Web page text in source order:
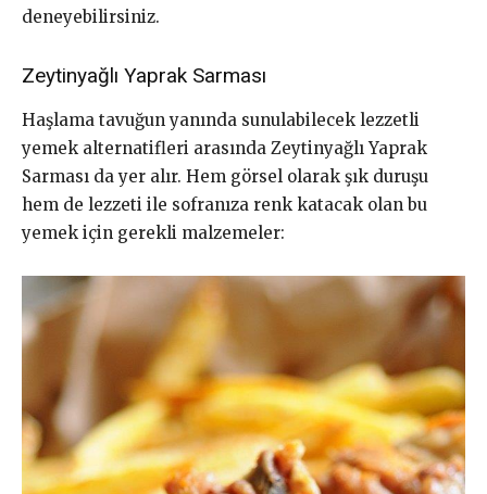
deneyebilirsiniz.
Zeytinyağlı Yaprak Sarması
Haşlama tavuğun yanında sunulabilecek lezzetli
yemek alternatifleri arasında Zeytinyağlı Yaprak
Sarması da yer alır. Hem görsel olarak şık duruşu
hem de lezzeti ile sofranıza renk katacak olan bu
yemek için gerekli malzemeler: